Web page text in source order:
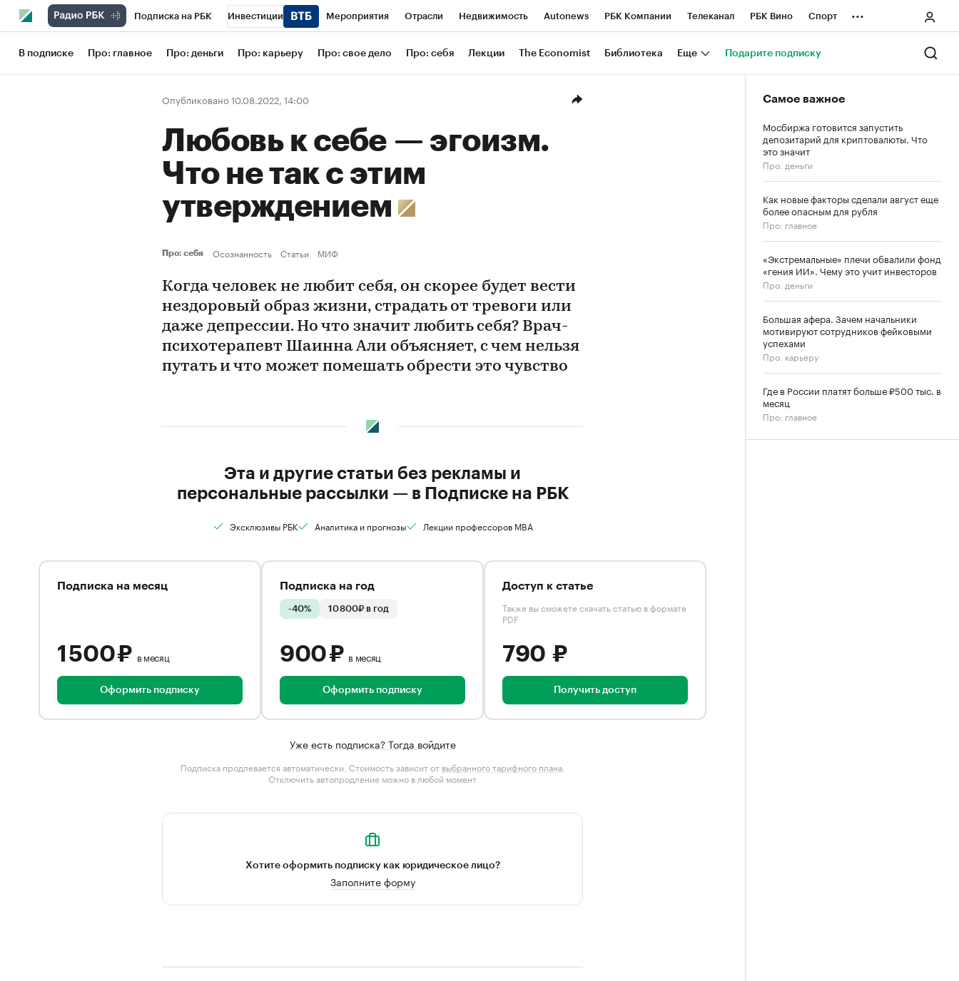
Подписка на РБК Инвестиции Мероприятия Отрасли Недвижимость Autonews РБК Компании Телеканал РБК Вино Спорт
Школа управления РБК РБК Образование РБК Life Тренды Визионеры Национальные проекты Город
Рынок наличной валюты
...
В подписке Про: главное Про: деньги Про: карьеру Про: свое дело Про: себя Лекции The Economist Библиотека Еще Подарите подписку
Опубликовано 10.08.2022, 14:00
Любовь к себе — эгоизм.
Что не так с этим
утверждением
Про: себя Осознанность Статьи МИФ
Когда человек не любит себя, он скорее будет вести
нездоровый образ жизни, страдать от тревоги или
даже депрессии. Но что значит любить себя? Врач-
психотерапевт Шаинна Али объясняет, с чем нельзя
путать и что может помешать обрести это чувство
Эта и другие статьи без рекламы и
персональные рассылки — в Подписке на РБК
Эксклюзивы РБК Аналитика и прогнозы Лекции профессоров MBA
Подписка на месяц
1 500 ₽ в месяц
Оформить подписку
Подписка на год
-40% 10 800₽ в год
900 ₽ в месяц
Оформить подписку
Доступ к статье
Также вы сможете скачать статью в формате
PDF
790 ₽
Получить доступ
Уже есть подписка? Тогда войдите
Подписка продлевается автоматически. Стоимость зависит от выбранного тарифного плана.
Отключить автопродление можно в любой момент
Хотите оформить подписку как юридическое лицо?
Заполните форму
Самое важное
Мосбиржа готовится запустить
депозитарий для криптовалюты. Что
это значит
Про: деньги
Как новые факторы сделали август еще
более опасным для рубля
Про: главное
«Экстремальные» плечи обвалили фонд
«гения ИИ». Чему это учит инвесторов
Про: деньги
Большая афера. Зачем начальники
мотивируют сотрудников фейковыми
успехами
Про: карьеру
Где в России платят больше ₽500 тыс. в
месяц
Про: главное